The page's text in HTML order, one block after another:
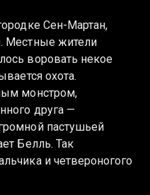
Сен-Мартан,
Местные жители
воровать некое
охота.
монстром,
друга —
пастушьей
Белль. Так
и четвероногого